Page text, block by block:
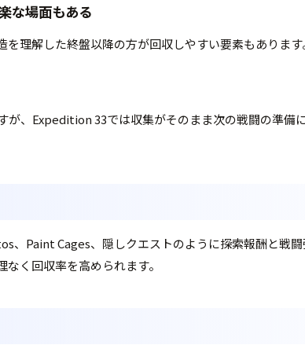
な場面もある
理解した終盤以降の方が回収しやすい要素もありま
が、Expedition 33では収集がそのまま次の戦闘の準
Paint Cages、隠しクエストのように探索報酬と戦
く回収率を高められます。